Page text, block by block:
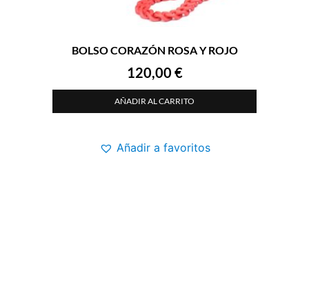
BOLSO CORAZÓN ROSA Y ROJO
120,00 €
AÑADIR AL CARRITO
Añadir a favoritos